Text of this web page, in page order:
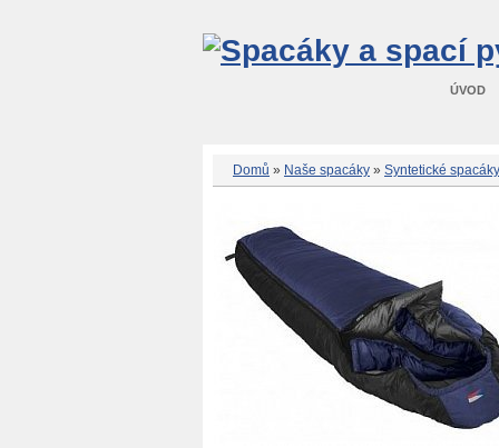
ÚVOD
Domů » Naše spacáky » Syntetické